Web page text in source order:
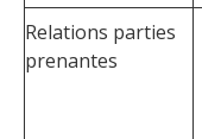
Relations parties
prenantes